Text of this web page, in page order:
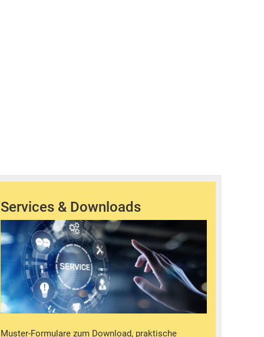
Services & Downloads
Muster-Formulare zum Download, praktische